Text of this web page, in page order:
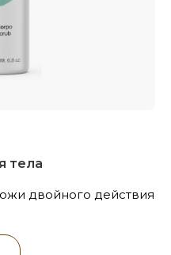
тела
двойного действия